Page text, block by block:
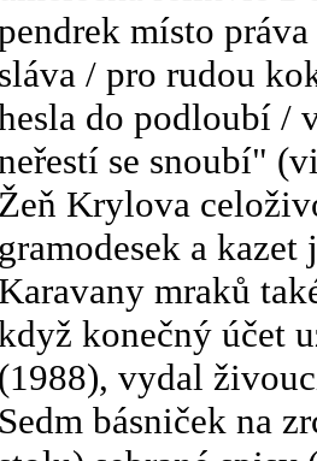
místo
sláva / pro rudou
do podloubí /
se snoubí"
Žeň Krylova
gramodesek a
Karavany mraků
konečný účet
(1988), vydal
Sedm básniček na